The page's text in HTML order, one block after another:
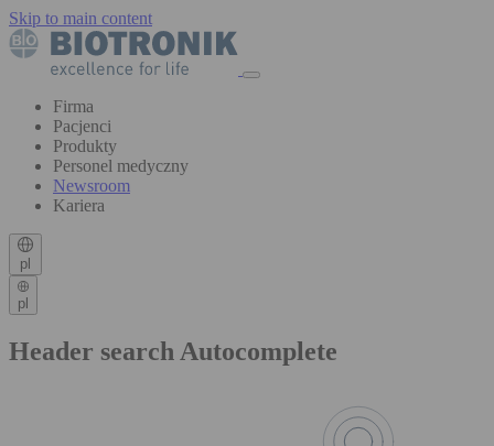
Skip to main content
Firma
Pacjenci
Produkty
Personel medyczny
Newsroom
Kariera
pl
pl
Header search Autocomplete